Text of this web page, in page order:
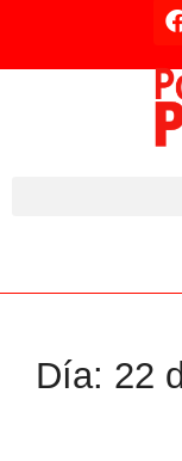
Día: 22